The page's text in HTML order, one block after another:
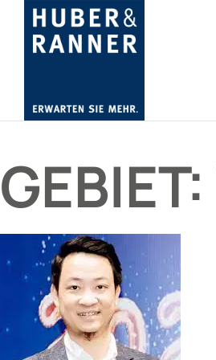
GEBIET: